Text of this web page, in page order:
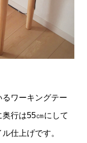
ワーキングテー
行は55㎝にして
仕上げです。